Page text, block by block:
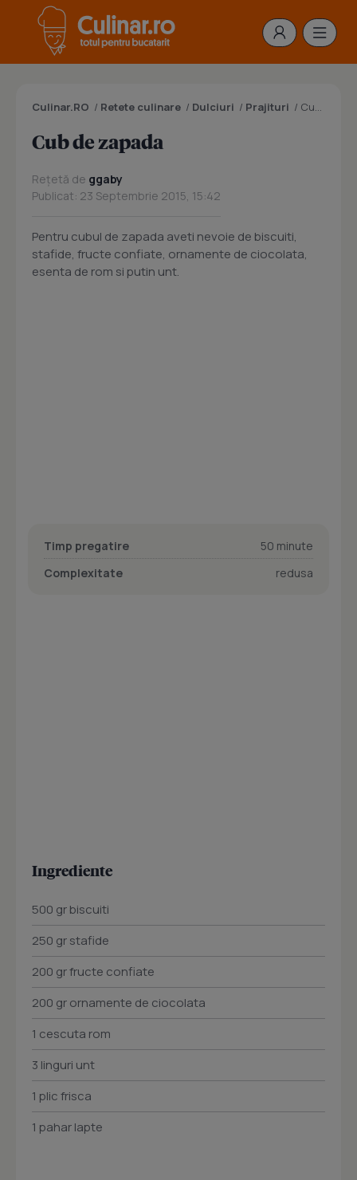
Culinar.RO / Retete culinare / Dulciuri / Prajituri / Cub de zapada
Cub de zapada
Rețetă de ggaby
Publicat: 23 Septembrie 2015, 15:42
Pentru cubul de zapada aveti nevoie de biscuiti,
stafide, fructe confiate, ornamente de ciocolata,
esenta de rom si putin unt.
Timp pregatire
50 minute
Complexitate
redusa
Ingrediente
500 gr biscuiti
250 gr stafide
200 gr fructe confiate
200 gr ornamente de ciocolata
1 cescuta rom
3 linguri unt
1 plic frisca
1 pahar lapte